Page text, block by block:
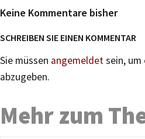
Keine Kommentare bisher
SCHREIBEN SIE EINEN KOMMENTAR
Sie müssen angemeldetsein,
abzugeben.
Mehr zum